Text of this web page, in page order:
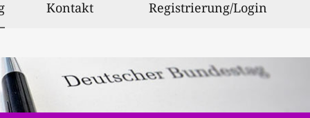
ausgewählt
Kontakt Registrierung/Login